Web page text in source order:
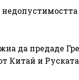
да предаде
Китай и